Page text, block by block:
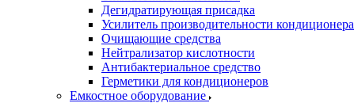
Дегидратирующая присадка
Усилитель производительности кондиционера
Очищающие средства
Нейтрализатор кислотности
Антибактериальное средство
Герметики для кондиционеров
Емкостное оборудование